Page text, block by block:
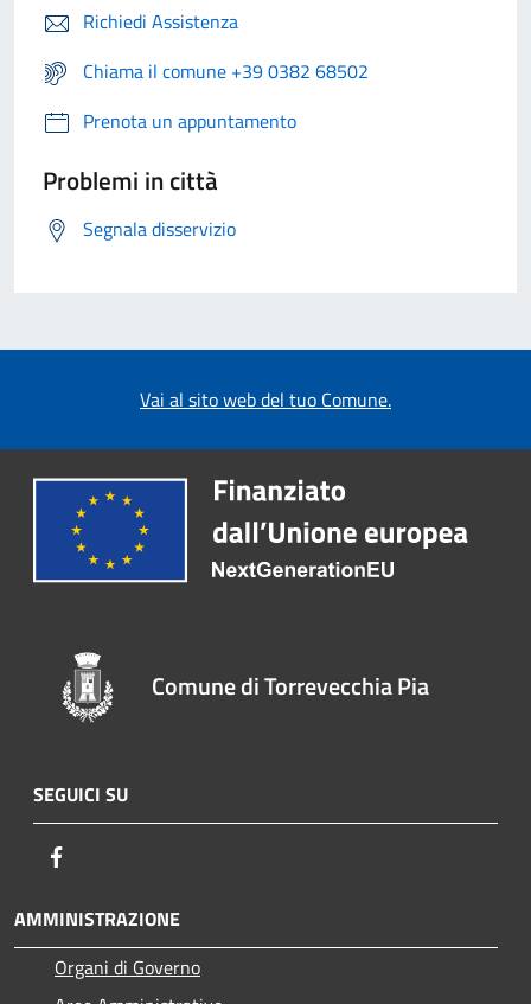
Richiedi Assistenza
Chiama il comune +39 0382 68502
Prenota un appuntamento
Problemi in città
Segnala disservizio
Vai al sito web del tuo Comune.
Comune di Torrevecchia Pia
SEGUICI SU
AMMINISTRAZIONE
Organi di Governo